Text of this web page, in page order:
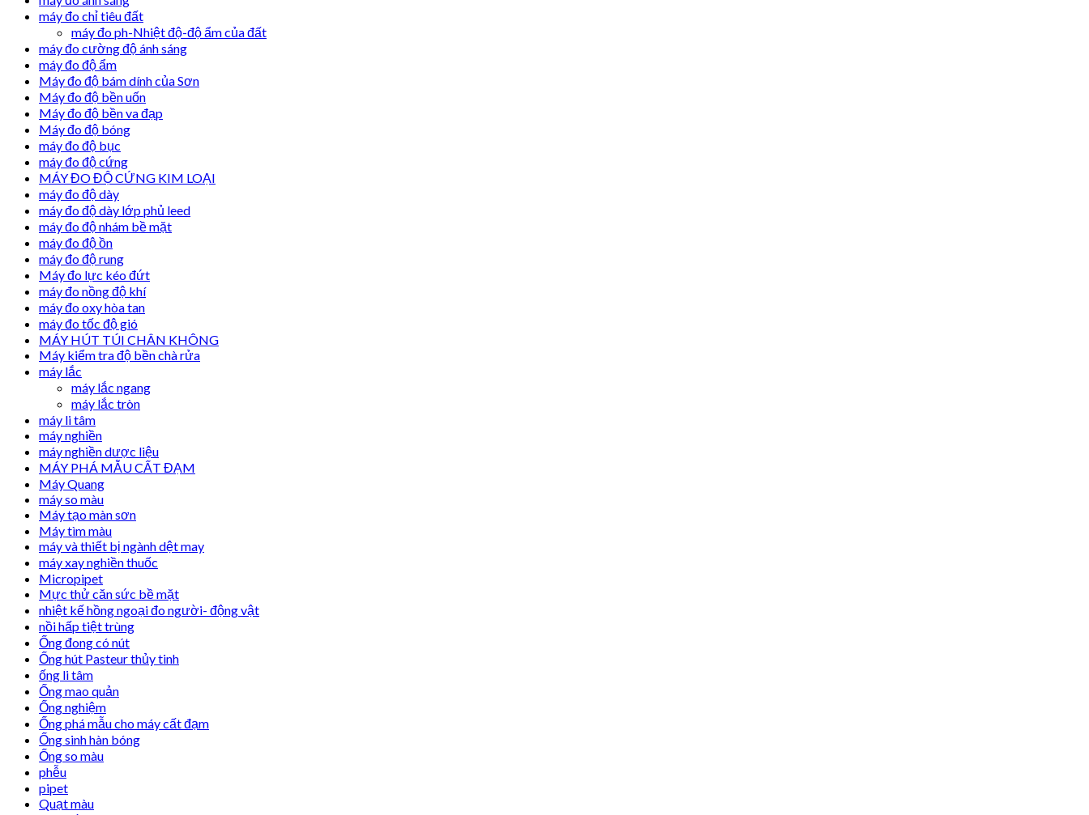
máy đo chỉ tiêu đất
máy đo ph-Nhiệt độ-độ ẩm của đất
máy đo cường độ ánh sáng
máy đo độ ẩm
Máy đo độ bám dính của Sơn
Máy đo độ bền uốn
Máy đo độ bền va đạp
Máy đo độ bóng
máy đo độ bục
máy đo độ cứng
MÁY ĐO ĐỘ CỨNG KIM LOẠI
máy đo độ dày
máy đo độ dày lớp phủ leed
máy đo độ nhám bề mặt
máy đo độ ồn
máy đo độ rung
Máy đo lực kéo đứt
máy đo nồng độ khí
máy đo oxy hòa tan
máy đo tốc độ gió
MÁY HÚT TÚI CHÂN KHÔNG
Máy kiểm tra độ bền chà rửa
máy lắc
máy lắc ngang
máy lắc tròn
máy li tâm
máy nghiền
máy nghiền dược liệu
MÁY PHÁ MẪU CẤT ĐẠM
Máy Quang
máy so màu
Máy tạo màn sơn
Máy tìm màu
máy và thiết bị ngành dệt may
máy xay nghiền thuốc
Micropipet
Mực thử căn sức bề mặt
nhiệt kế hồng ngoại đo người- động vật
nồi hấp tiệt trùng
Ống đong có nút
Ống hút Pasteur thủy tinh
ống li tâm
Ống mao quản
Ống nghiệm
Ống phá mẫu cho máy cất đạm
Ống sinh hàn bóng
Ống so màu
phễu
pipet
Quạt màu